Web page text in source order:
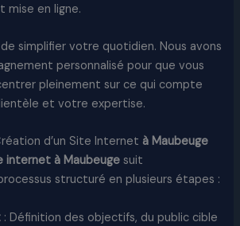
en ligne.​
simplifier votre quotidien. Nous avons
personnalisé pour que vous
pleinement sur ce qui compte
et votre expertise.​
d’un Site Internet à Maubeuge
internet à Maubeuge suit
structuré en plusieurs étapes :​
: Définition des objectifs, du public cible